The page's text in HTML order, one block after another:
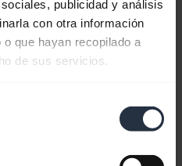
publicidad y análisis
con otra información
que hayan recopilado a
de sus servicios.
de producto